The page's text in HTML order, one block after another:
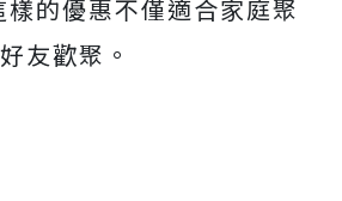
的優惠不僅適合家庭聚
友歡聚。